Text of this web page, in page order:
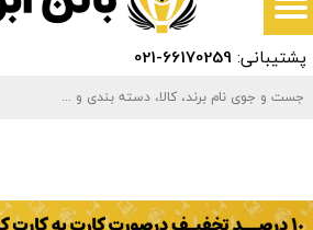
پشتیبانی:66170259
-021
سفارشات
خروج از حساب کاربری